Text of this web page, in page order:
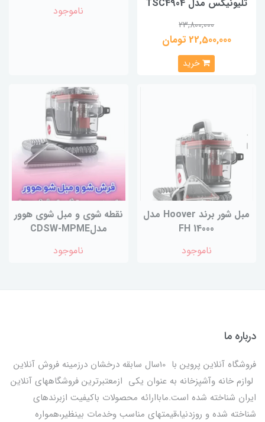
تلیونیکس مدل TSC4904
23,800,000
22,500,000 تومان
خرید
ناموجود
مبل شور برند Hoover مدل
FH 14000
ناموجود
نقطه شوی و مبل شوی هوور
مدلCDSW-MPME
ناموجود
درباره ما
فروشگاه آنلاین پروین با 10سال سابقه درخشان درزمینه فروش آنلاین
لوازم خانه وآشپزخانه به عنوان یکی ازمعتبرترین فروشگاههای آنلاین
ایران شناخته شده است.ماباارائه محصولات باکیفیت ازبرندهای
شناخته شده و روزدنیا،قیمتهای مناسب وخدمات بینظیر،همواره